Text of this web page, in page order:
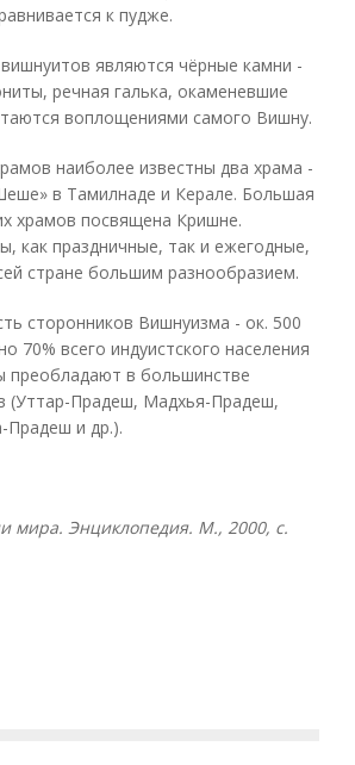
к пудже.
являются чёрные камни -
речная галька, окаменевшие
воплощениями самого Вишну.
наиболее известны два храма -
в Тамилнаде и Керале. Большая
храмов посвящена Кришне.
как праздничные, так и ежегодные,
стране большим разнообразием.
сторонников Вишнуизма - ок. 500
70% всего индуистского населения
преобладают в большинстве
(Уттар-Прадеш, Мадхья-Прадеш,
Прадеш и др.).
мира. Энциклопедия. М., 2000, с.